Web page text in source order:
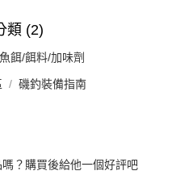
類 (2)
魚餌/餌料/加味劑
磯釣裝備指南
？購買後給他一個好評吧